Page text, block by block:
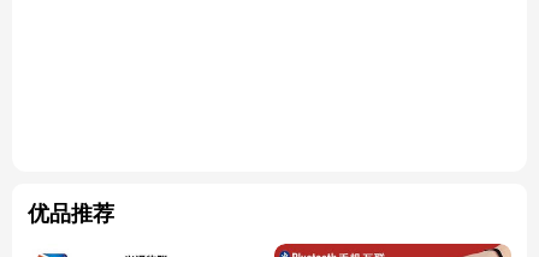
优品推荐